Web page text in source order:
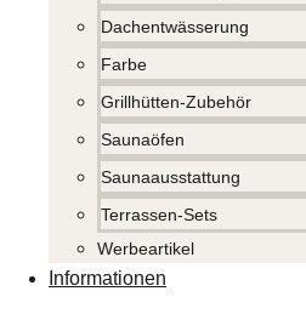
Dachentwässerung
Farbe
Grillhütten-Zubehör
Saunaöfen
Saunaausstattung
Terrassen-Sets
Werbeartikel
Informationen